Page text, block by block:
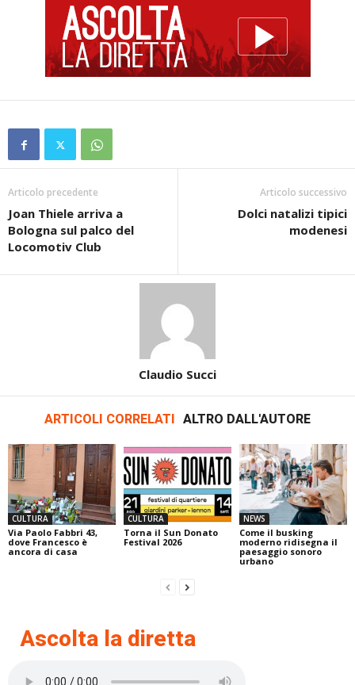
Articolo precedente
Joan Thiele arriva a
Bologna sul palco del
Locomotiv Club
Articolo successivo
Dolci natalizi tipici
modenesi
Claudio Succi
ARTICOLI CORRELATI ALTRO DALL'AUTORE
CULTURA
Via Paolo Fabbri 43,
dove Francesco è
ancora di casa
CULTURA
Torna il Sun Donato
Festival 2026
NEWS
Come il busking
moderno ridisegna il
paesaggio sonoro
urbano
Ascolta la diretta